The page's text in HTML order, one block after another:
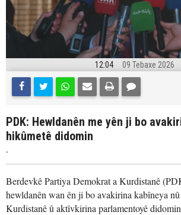
12:04 09 Tebaxe 2026
PDK: Hewldanên me yên ji bo
hikûmetê didomin
.
Berdevkê Partiya Demokrat a Kurdistanê
hewldanên wan ên ji bo avakirina kabîneya
Kurdistanê û aktîvkirina parlamentoyê